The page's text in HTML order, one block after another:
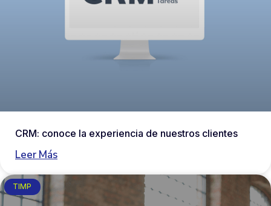
CRM: conoce la experiencia de nuestros clientes
Leer Más
TIMP